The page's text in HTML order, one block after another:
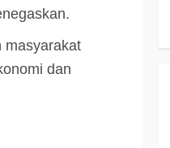
masyarakat
dan
2026